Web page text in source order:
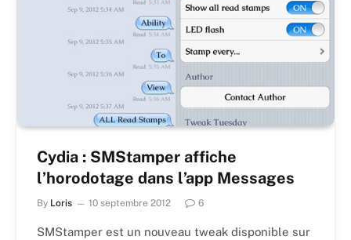
Cydia : SMStamper affiche
l’horodotage dans l’app Messages
By Loris 10 septembre 2012 6
SMStamper est un nouveau tweak disponible sur